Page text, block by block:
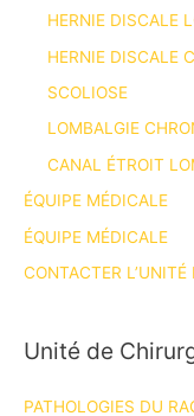
HERNIE DISCALE
HERNIE DISCALE
SCOLIOSE
LOMBALGIE
CANAL ÉTROIT
ÉQUIPE MÉDICALE
ÉQUIPE MÉDICALE
CONTACTER
Unité de
PATHOLOGIES DU